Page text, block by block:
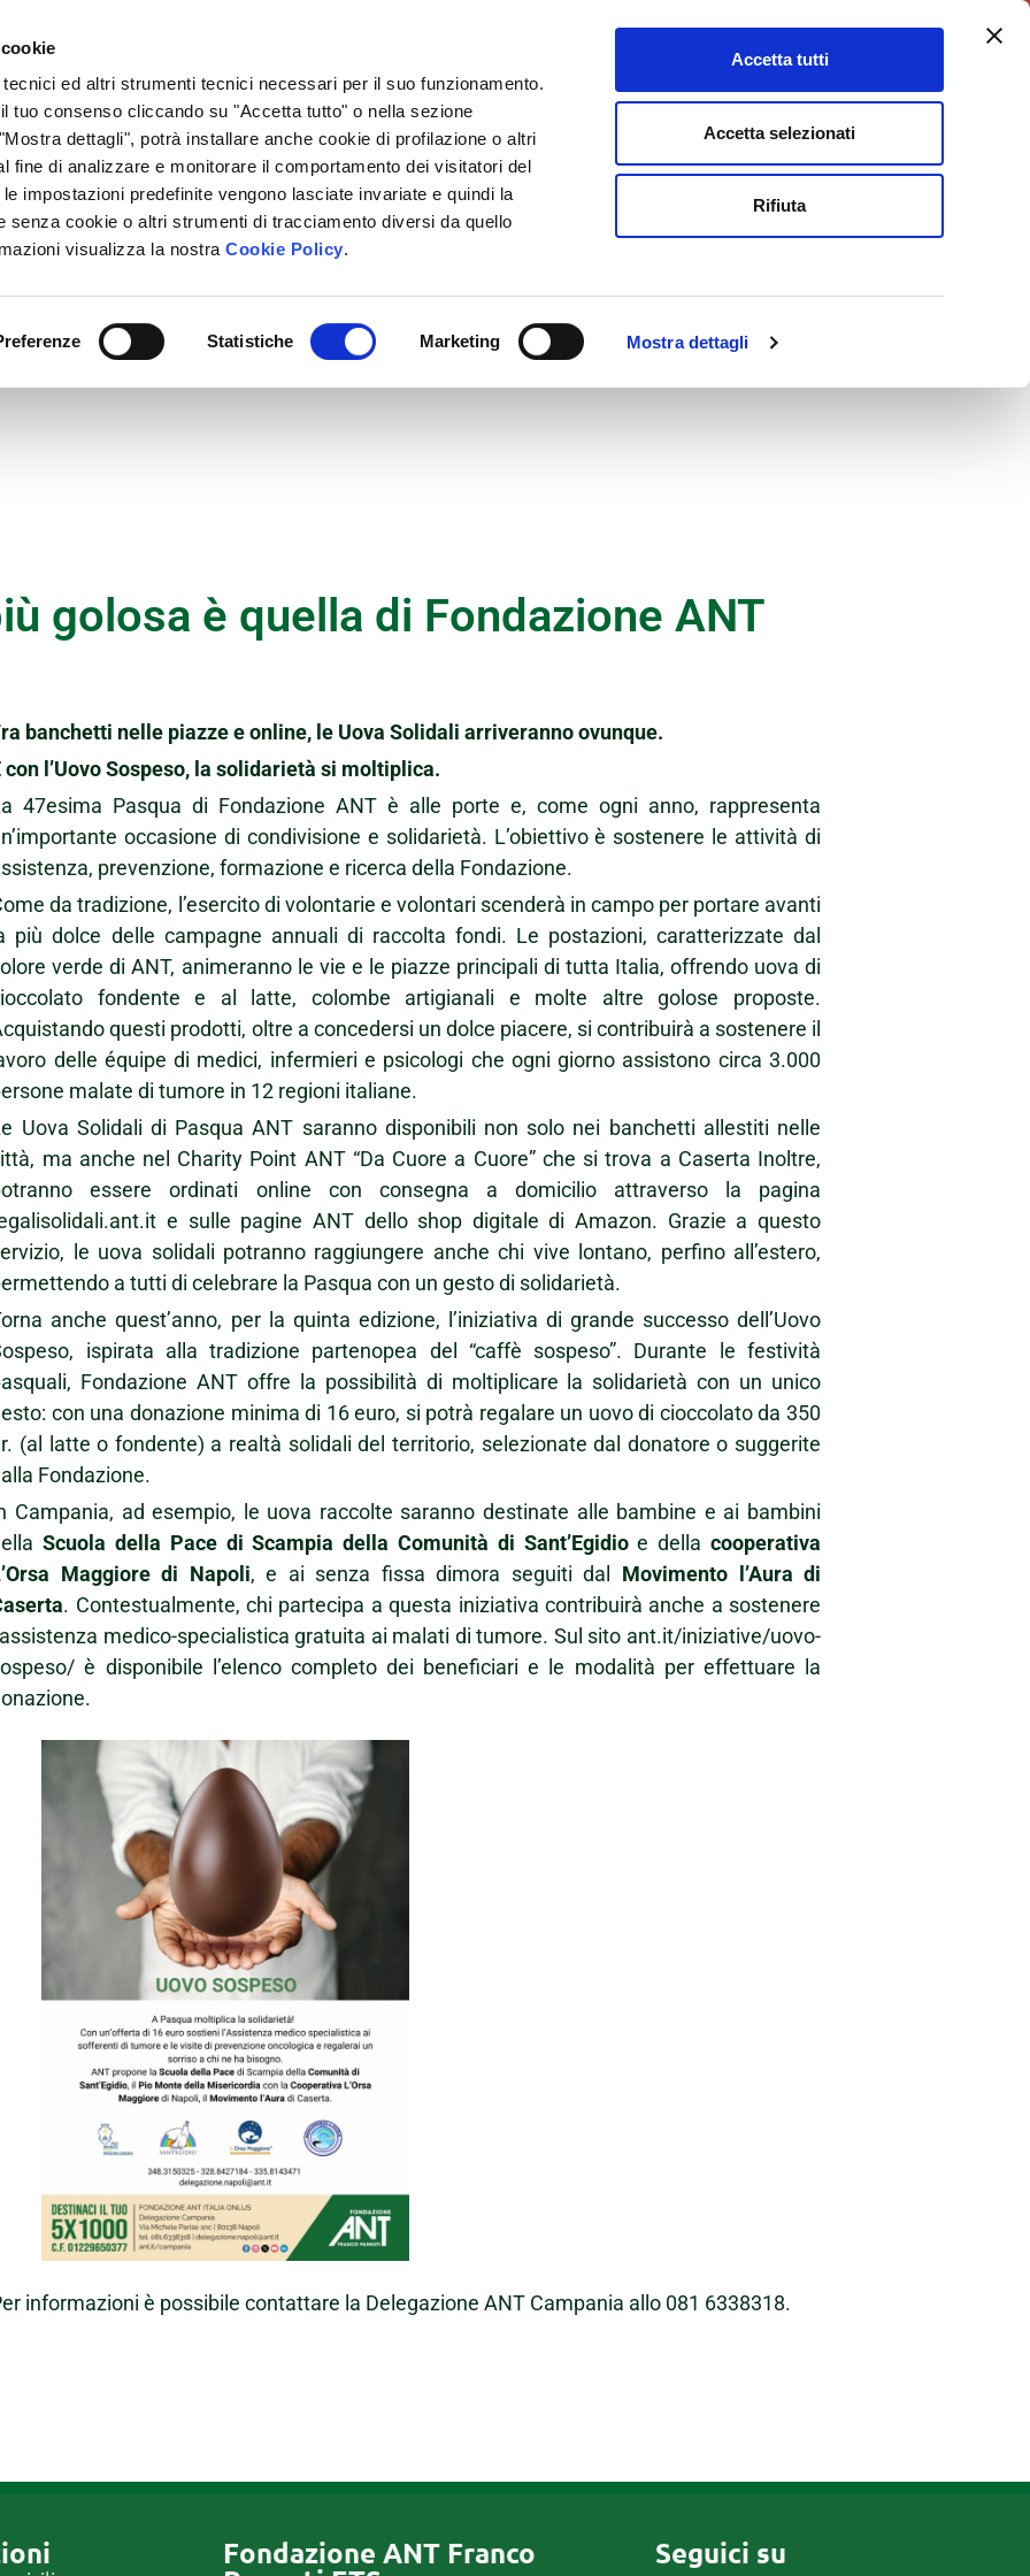
ed altri strumenti tecnici necessari per il suo funzionamento.
tuo consenso cliccando su "Accetta tutto" o nella sezione
dettagli", potrà installare anche cookie di profilazione o altri
fine di analizzare e monitorare il comportamento dei visitatori del
impostazioni predefinite vengono lasciate invariate e quindi la
senza cookie o altri strumenti di tracciamento diversi da quello
visualizza la nostraCookie Policy.
Statistiche Marketing Mostra dettagli
Accetta tutti
Accetta selezionati
Rifiuta
Charity Point
Sedi Locali DONA ORA
golosa è quella di Fondazione ANT
banchetti nelle piazze e online, le Uova Solidali arriveranno ovunque.
con l’Uovo Sospeso, la solidarietà si moltiplica.
47esima Pasqua di Fondazione ANT è alle porte e, come ogni anno, rappresenta
occasione di condivisione e solidarietà. L’obiettivo è sostenere le attività di
prevenzione, formazione e ricerca della Fondazione.
da tradizione, l’esercito di volontarie e volontari scenderà in campo per portare avanti
più dolce delle campagne annuali di raccolta fondi. Le postazioni, caratterizzate dal
verde di ANT, animeranno le vie e le piazze principali di tutta Italia, offrendo uova di
fondente e al latte, colombe artigianali e molte altre golose proposte.
questi prodotti, oltre a concedersi un dolce piacere, si contribuirà a sostenere il
delle équipe di medici, infermieri e psicologi che ogni giorno assistono circa 3.000
malate di tumore in 12 regioni italiane.
Uova Solidali di Pasqua ANT saranno disponibili non solo nei banchetti allestiti nelle
ma anche nel Charity Point ANT “Da Cuore a Cuore” che si trova a Caserta Inoltre,
essere ordinati online con consegna a domicilio attraverso la pagina
e sulle pagine ANT dello shop digitale di Amazon. Grazie a questo
le uova solidali potranno raggiungere anche chi vive lontano, perfino all’estero,
a tutti di celebrare la Pasqua con un gesto di solidarietà.
anche quest’anno, per la quinta edizione, l’iniziativa di grande successo dell’Uovo
ispirata alla tradizione partenopea del “caffè sospeso”. Durante le festività
Fondazione ANT offre la possibilità di moltiplicare la solidarietà con un unico
con una donazione minima di 16 euro, si potrà regalare un uovo di cioccolato da 350
(al latte o fondente) a realtà solidali del territorio, selezionate dal donatore o suggerite
Fondazione.
Campania, ad esempio, le uova raccolte saranno destinate alle bambine e ai bambini
Scuola della Pace di Scampia della Comunità di Sant’Egidioe della cooperativa
Maggiore di Napoli, e ai senza fissa dimora seguiti dal Movimento l’Aura di
. Contestualmente, chi partecipa a questa iniziativa contribuirà anche a sostenere
medico-specialistica gratuita ai malati di tumore. Sul sito ant.it/iniziative/uovo-
è disponibile l’elenco completo dei beneficiari e le modalità per effettuare la
informazioni è possibile contattare la Delegazione ANT Campania allo 081 6338318.
Fondazione ANT Franco Seguici su